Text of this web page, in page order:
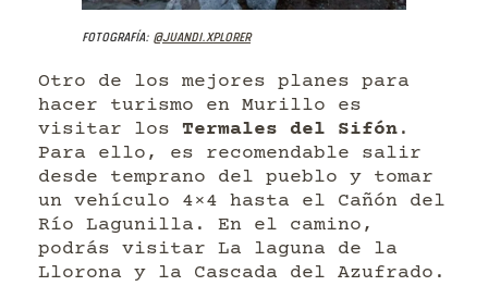
Fotografía: @juandi.xplorer
Otro de los mejores planes para
hacer turismo en Murillo es
visitar los Termales del Sifón .
Para ello, es recomendable salir
desde temprano del pueblo y tomar
un vehículo 4×4 hasta el Cañón del
Río Lagunilla. En el camino,
podrás visitar La laguna de la
Llorona y la Cascada del Azufrado.